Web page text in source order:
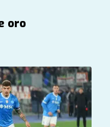
oro